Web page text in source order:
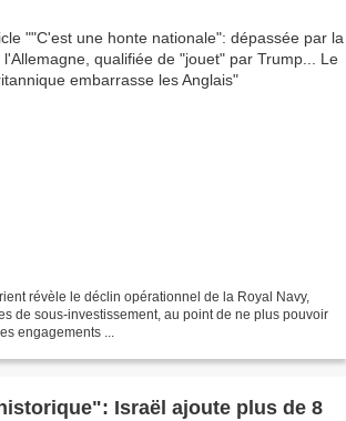
révèle le déclin opérationnel de la Royal Navy,
de sous-investissement, au point de ne plus pouvoir
engagements ...
Israël ajoute plus de 8